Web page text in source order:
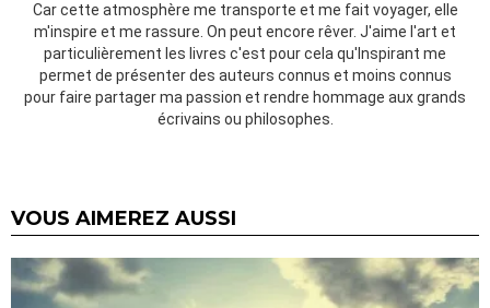
Car cette atmosphère me transporte et me fait voyager, elle
m'inspire et me rassure. On peut encore rêver. J'aime l'art et
particulièrement les livres c'est pour cela qu'Inspirant me
permet de présenter des auteurs connus et moins connus
pour faire partager ma passion et rendre hommage aux grands
écrivains ou philosophes.
VOUS AIMEREZ AUSSI